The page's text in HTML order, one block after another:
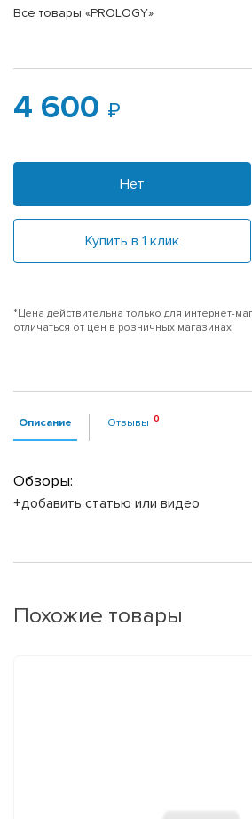
Все товары «PROLOGY»
4 600
Нет
Купить в 1 клик
*Цена действительна только для интернет-
отличаться от цен в розничных магазинах
Описание Отзывы
Обзоры:
+добавить статью или видео
Похожие товары